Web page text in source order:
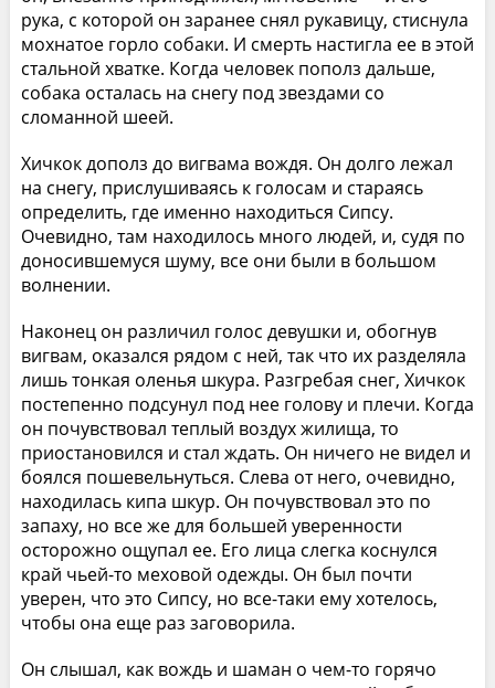
рука, с которой он заранее снял рукавицу, стиснула
мохнатое горло собаки. И смерть настигла ее в этой
стальной хватке. Когда человек пополз дальше,
собака осталась на снегу под звездами со
сломанной шеей.
Хичкок дополз до вигвама вождя. Он долго лежал
на снегу, прислушиваясь к голосам и стараясь
определить, где именно находиться Сипсу.
Очевидно, там находилось много людей, и, судя по
доносившемуся шуму, все они были в большом
волнении.
Наконец он различил голос девушки и, обогнув
вигвам, оказался рядом с ней, так что их разделяла
лишь тонкая оленья шкура. Разгребая снег, Хичкок
постепенно подсунул под нее голову и плечи. Когда
он почувствовал теплый воздух жилища, то
приостановился и стал ждать. Он ничего не видел и
боялся пошевельнуться. Слева от него, очевидно,
находилась кипа шкур. Он почувствовал это по
запаху, но все же для большей уверенности
осторожно ощупал ее. Его лица слегка коснулся
край чьей-то меховой одежды. Он был почти
уверен, что это Сипсу, но все-таки ему хотелось,
чтобы она еще раз заговорила.
Он слышал, как вождь и шаман о чем-то горячо